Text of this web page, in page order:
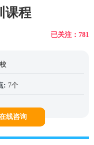
课程
已关注：781
: 7个
线咨询